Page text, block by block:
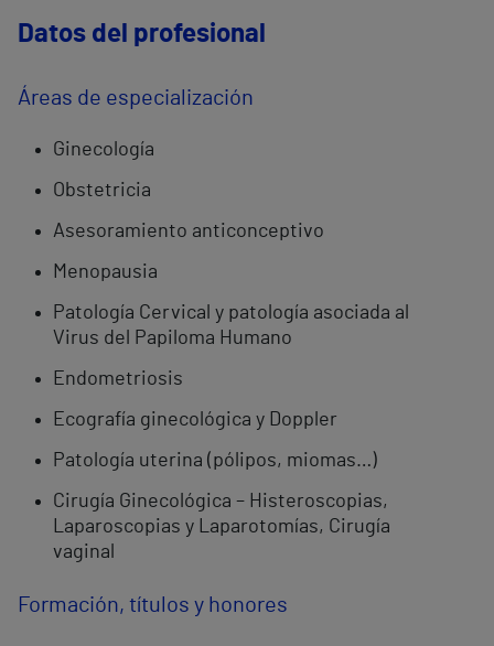
Datos del profesional
Áreas de especialización
Ginecología
Obstetricia
Asesoramiento anticonceptivo
Menopausia
Patología Cervical y patología asociada al
Virus del Papiloma Humano
Endometriosis
Ecografía ginecológica y Doppler
Patología uterina (pólipos, miomas…)
Cirugía Ginecológica – Histeroscopias,
Laparoscopias y Laparotomías, Cirugía
vaginal
Formación, títulos y honores